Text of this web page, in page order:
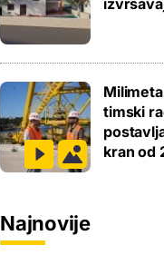
timski
kran od
Najnovije